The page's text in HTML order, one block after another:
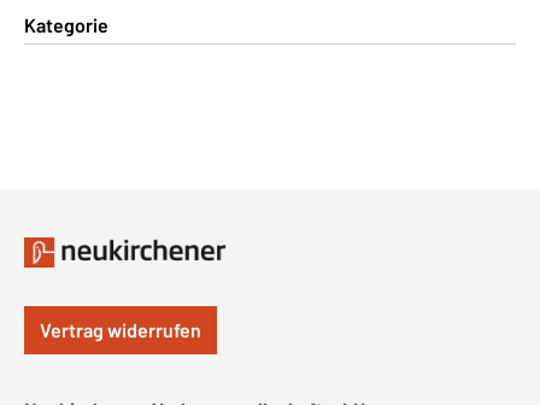
Kategorie
Vertrag widerrufen